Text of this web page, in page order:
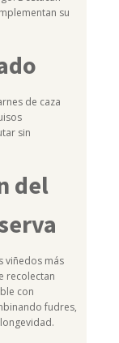
su
de caza
sin
del
viñedos más
recolectan
con
fudres,